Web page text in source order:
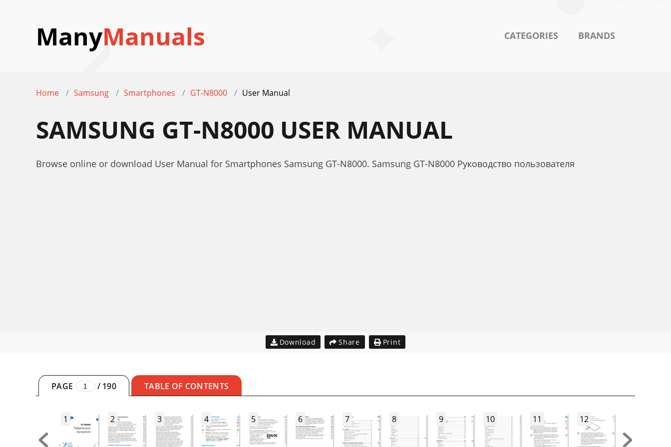
ManyManuals CATEGORIES BRANDS
Home Samsung Smartphones GT-N8000 User Manual
SAMSUNG GT-N8000 USER MANUAL
Browse online or download User Manual for Smartphones Samsung GT-N8000. Samsung GT-N8000 Руководство пользователя
Download Share Print
PAGE /190 TABLE OF CONTENTS
1 2 3 4 5 6 7 8 9 10 11 12